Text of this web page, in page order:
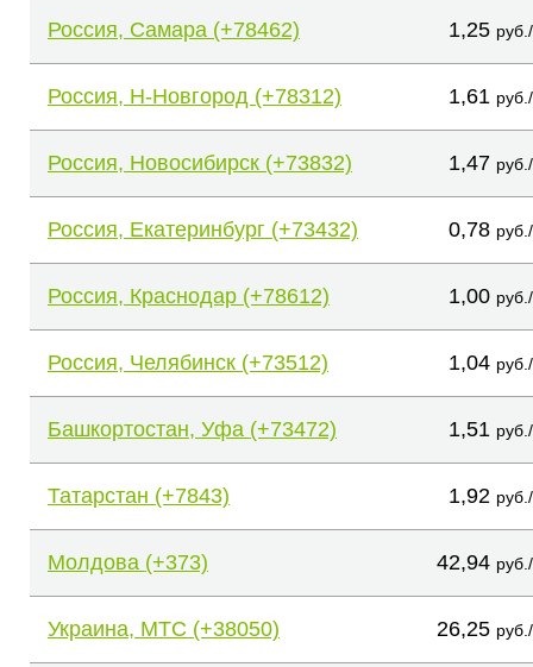
Россия, Самара (+78462) 1,25
Россия, Н-Новгород (+78312) 1,61
Россия, Новосибирск (+73832) 1,47
Россия, Екатеринбург (+73432) 0,78
Россия, Краснодар (+78612) 1,00
Россия, Челябинск (+73512) 1,04
Башкортостан, Уфа (+73472) 1,51
Татарстан (+7843) 1,92
Молдова (+373) 42,94
Украина, МТС (+38050) 26,25